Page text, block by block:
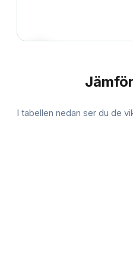
Jämför
I tabellen nedan ser du de